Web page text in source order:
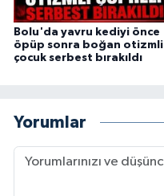
Bolu'da yavru kediyi önce
öpüp sonra boğan otizmli
çocuk serbest bırakıldı
Yorumlar